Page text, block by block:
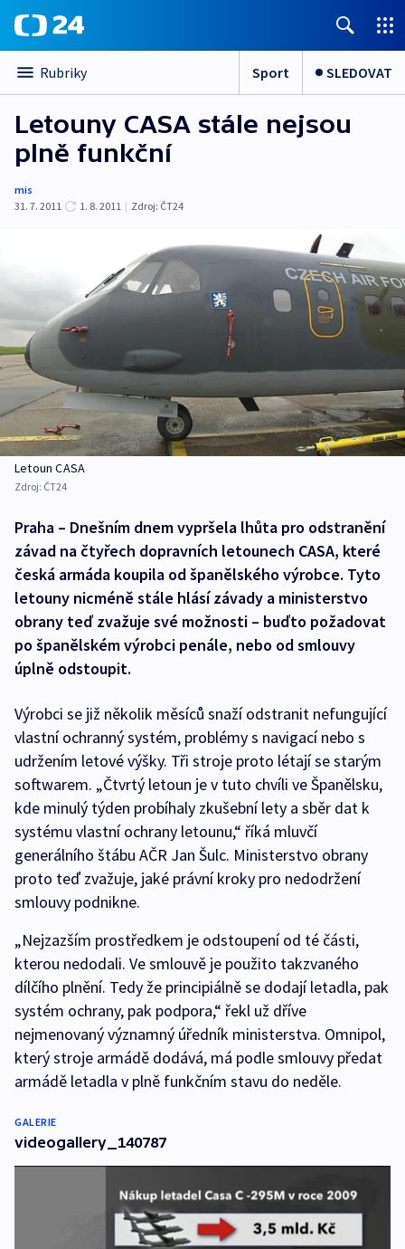
Rubriky Sport SLEDOVAT
Letouny CASA stále nejsou
plně funkční
mis
31. 7. 2011
1. 8. 2011 | Zdroj: ČT24
Letoun CASA
Zdroj: ČT24
Praha – Dnešním dnem vypršela lhůta pro odstranění
závad na čtyřech dopravních letounech CASA, které
česká armáda koupila od španělského výrobce. Tyto
letouny nicméně stále hlásí závady a ministerstvo
obrany teď zvažuje své možnosti – buďto požadovat
po španělském výrobci penále, nebo od smlouvy
úplně odstoupit.
Výrobci se již několik měsíců snaží odstranit nefungující
vlastní ochranný systém, problémy s navigací nebo s
udržením letové výšky. Tři stroje proto létají se starým
softwarem. „Čtvrtý letoun je v tuto chvíli ve Španělsku,
kde minulý týden probíhaly zkušební lety a sběr dat k
systému vlastní ochrany letounu,“ říká mluvčí
generálního štábu AČR Jan Šulc. Ministerstvo obrany
proto teď zvažuje, jaké právní kroky pro nedodržení
smlouvy podnikne.
„Nejzazším prostředkem je odstoupení od té části,
kterou nedodali. Ve smlouvě je použito takzvaného
dílčího plnění. Tedy že principiálně se dodají letadla, pak
systém ochrany, pak podpora,“ řekl už dříve
nejmenovaný významný úředník ministerstva. Omnipol,
který stroje armádě dodává, má podle smlouvy předat
armádě letadla v plně funkčním stavu do neděle.
GALERIE
videogallery_140787